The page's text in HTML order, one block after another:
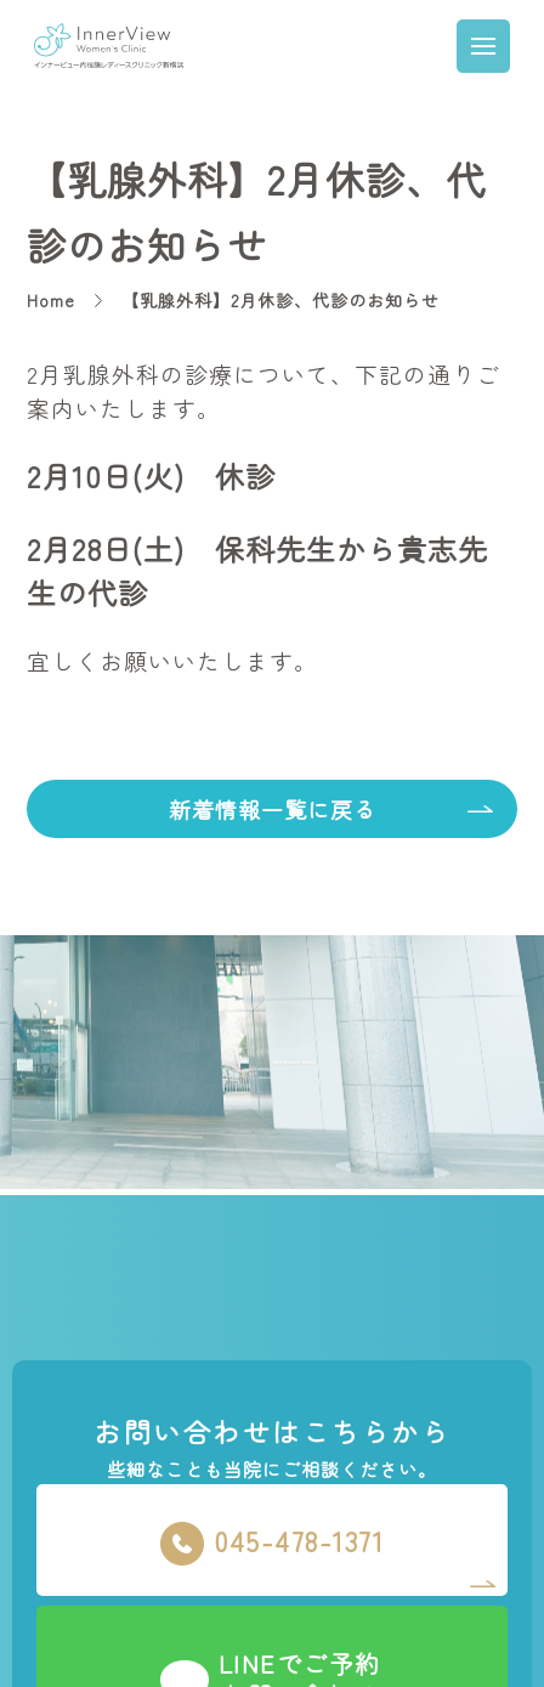
【乳腺外科】2月休診、代
診のお知らせ
Home 【乳腺外科】2月休診、代診のお知らせ
2月乳腺外科の診療について、下記の通りご
案内いたします。
2月10日(火) 休診
2月28日(土) 保科先生から貴志先
生の代診
宜しくお願いいたします。
新着情報一覧に戻る
お問い合わせはこちらから
些細なことも当院にご相談ください。
045-478-1371
LINEでご予約